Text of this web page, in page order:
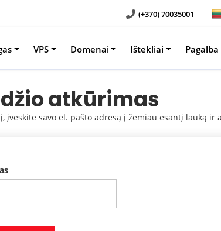
(+370) 70035001
VPS Domenai Ištekliai
atkūrimas
įveskite savo el. pašto adresą į žemiau esantį lauką ir